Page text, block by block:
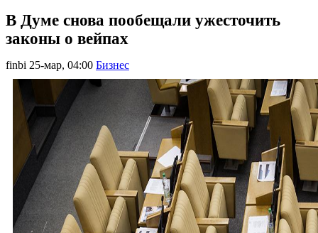
В Думе снова пообещали ужесточить
законы о вейпах
finbi 25-мар, 04:00 Бизнес